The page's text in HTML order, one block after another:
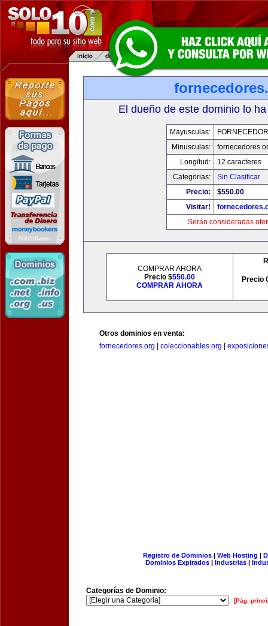
El dueño de este dominio lo
Mayusculas:
Minusculas:
Longitud:
12 caracteres
Categorias:
Sin Clasificar
Precio:
$550.00
Visitar!
Serán consideradas
COMPRAR AHORA
Precio $550.00
COMPRAR AHORA
Precio
Otros dominios en venta:
fornecedores.org
coleccionables.org
Registro de Dominios| Web Hosting |
Dominios Expirados | Industrias |
Categorías de Dominio:
[Pág.